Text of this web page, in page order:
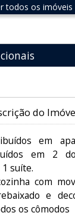
todos os imóveis
do
em
em 2
suíte.
com
e
os cômodos